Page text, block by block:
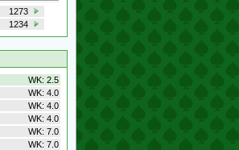
1273
1234
WK: 2.5
WK: 4.0
WK: 4.0
WK: 4.0
WK: 7.0
WK: 7.0